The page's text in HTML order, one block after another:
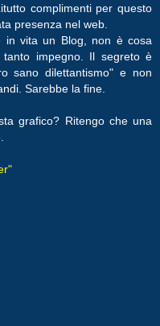
complimenti per questo
presenza nel web.
in vita un Blog, non è cosa
impegno. Il segreto è
sano dilettantismo" e non
Sarebbe la fine.
grafico? Ritengo che una